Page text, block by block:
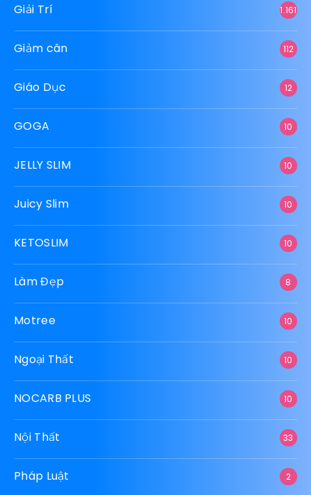
Giải Trí 1.161
Giảm cân 112
Giáo Dục 12
GOGA 10
JELLY SLIM 10
Juicy Slim 10
KETOSLIM 10
Làm Đẹp 8
Motree 10
Ngoại Thất 10
NOCARB PLUS 10
Nội Thất 33
Pháp Luật 2